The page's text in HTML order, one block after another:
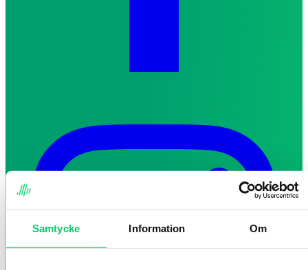
Samtycke Information Om